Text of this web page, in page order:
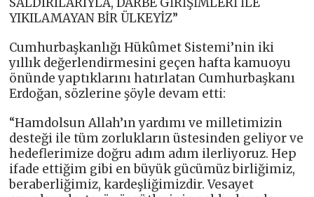
YIKILAMAYAN BİR ÜLKEYİZ”
Cumhurbaşkanlığı Hükûmet Sistemi’nin iki
yıllık değerlendirmesini geçen hafta kamuoyu
önünde yaptıklarını hatırlatan Cumhurbaşkanı
Erdoğan, sözlerine şöyle devam etti:
“Hamdolsun Allah’ın yardımı ve milletimizin
desteği ile tüm zorlukların üstesinden geliyor ve
hedeflerimize doğru adım adım ilerliyoruz. Hep
ifade ettiğim gibi en büyük gücümüz birliğimiz,
beraberliğimiz, kardeşliğimizdir. Vesayet